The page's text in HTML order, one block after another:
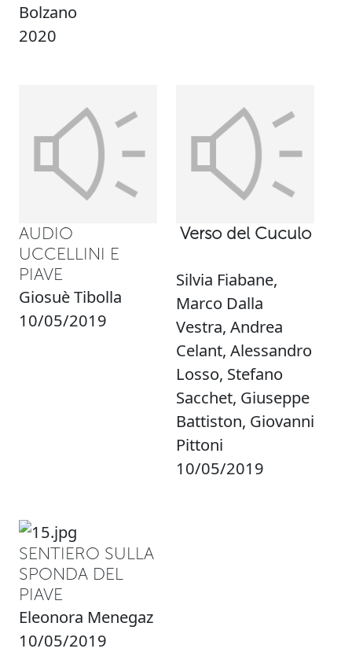
Bolzano
2020
AUDIO
UCCELLINI E
PIAVE
Giosuè Tibolla
10/05/2019
Verso del Cuculo
Silvia Fiabane,
Marco Dalla
Vestra, Andrea
Celant, Alessandro
Losso, Stefano
Sacchet, Giuseppe
Battiston, Giovanni
Pittoni
10/05/2019
SENTIERO SULLA
SPONDA DEL
PIAVE
Eleonora Menegaz
10/05/2019